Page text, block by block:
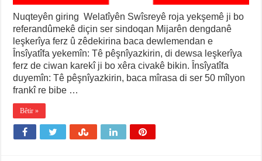
Nuqteyên giring Welatîyên Swîsreyê roja yekşemê ji bo
referandûmekê diçin ser sindoqan Mijarên dengdanê
leşkerîya ferz û zêdekirina baca dewlemendan e
Însîyatîfa yekemîn: Tê pêşnîyazkirin, di dewsa leşkerîya
ferz de ciwan karekî ji bo xêra civakê bikin. Însîyatîfa
duyemîn: Tê pêşnîyazkirin, baca mîrasa di ser 50 mîlyon
frankî re bibe …
Bêtir »